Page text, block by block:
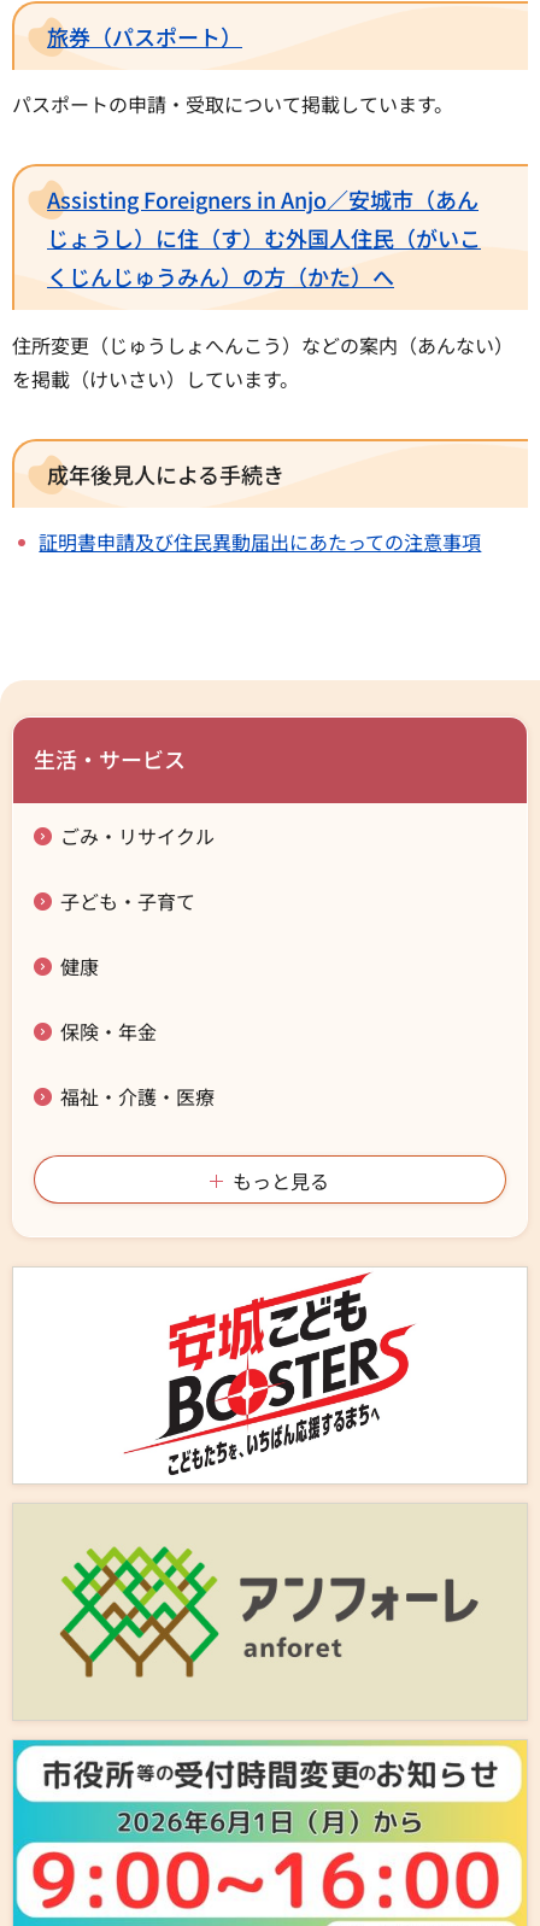
旅券（パスポート）
パスポートの申請・受取について掲載しています。
Assisting Foreigners in Anjo／安城市（あん
じょうし）に住（す）む外国人住民（がいこ
くじんじゅうみん）の方（かた）へ
住所変更（じゅうしょへんこう）などの案内（あんない）
を掲載（けいさい）しています。
成年後見人による手続き
証明書申請及び住民異動届出にあたっての注意事項
生活・サービス
ごみ・リサイクル
子ども・子育て
健康
保険・年金
福祉・介護・医療
もっと見る